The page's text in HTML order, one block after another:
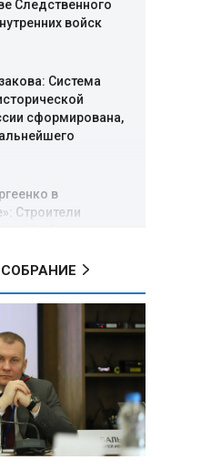
Следственного
войск
Система
сформирована,
в
Строители
труда
США не принесла
школьники
«космические»
побывавших